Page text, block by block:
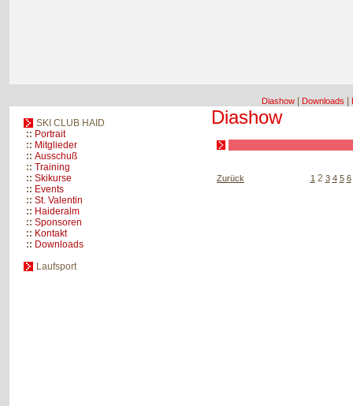
Diashow| Downloads
SKI CLUB HAID
:: Portrait
:: Mitglieder
:: Ausschuß
:: Training
:: Skikurse
:: Events
:: St. Valentin
:: Haideralm
:: Sponsoren
:: Kontakt
:: Downloads
Laufsport
Diashow
Zurück 12 3 4 5 6